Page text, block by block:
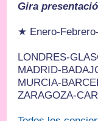
Gira
★ Enero-
LONDRES-
MADRID-
MURCIA-
ZARAGOZA-